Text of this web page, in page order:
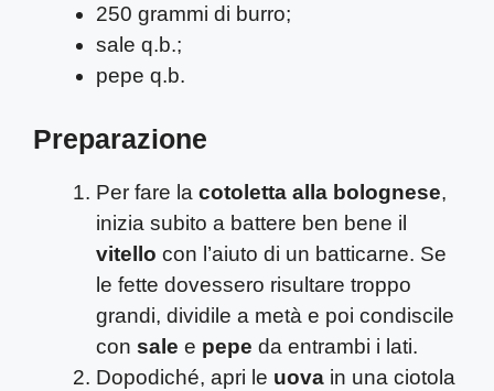
250 grammi di burro;
sale q.b.;
pepe q.b.
Preparazione
Per fare la cotoletta alla bolognese,
inizia subito a battere ben bene il
vitello con l’aiuto di un batticarne. Se
le fette dovessero risultare troppo
grandi, dividile a metà e poi condiscile
con sale e pepe da entrambi i lati.
Dopodiché, apri le uova in una ciotola